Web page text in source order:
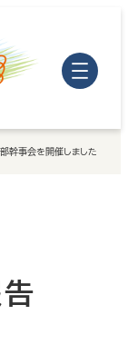
幹事会を開催しました